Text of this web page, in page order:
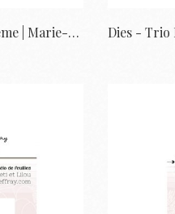
Die - 24 Oeillets - Bohème | Marie-LN Geffray